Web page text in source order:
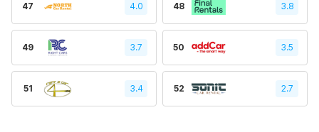
47 4.0 48 3.8
49 3.7 50 3.5
51 3.4 52 2.7